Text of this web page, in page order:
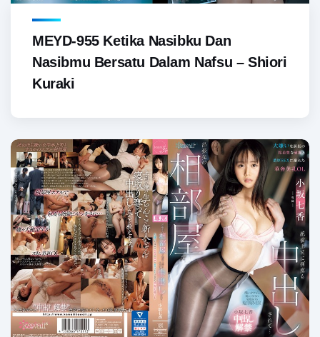
MEYD-955 Ketika Nasibku Dan
Nasibmu Bersatu Dalam Nafsu – Shiori
Kuraki